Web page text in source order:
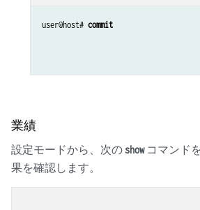
user@host# commit
業績
設定モードから、次の showコマンド
果を確認します。